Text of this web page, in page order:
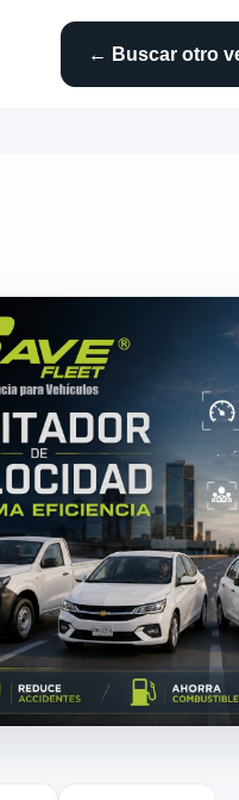
← Buscar otro